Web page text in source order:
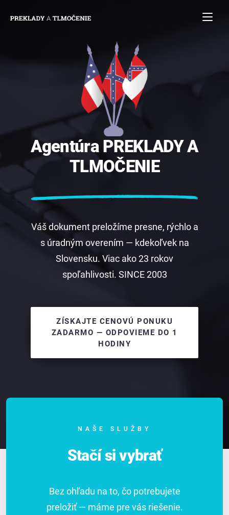
Agentúra PREKLADYA
TLMOČENIE
Váš dokument preložíme presne, rýchlo a
s úradným overením — kdekoľvek na
Slovensku. Viac ako 23 rokov
spoľahlivosti. SINCE 2003
ZÍSKAJTE CENOVÚ PONUKU
ZADARMO — ODPOVIEME DO 1
HODINY
NAŠE SLUŽBY
Stačí si vybrať
Bez ohľadu na to, čo potrebujete
preložiť — máme pre vás riešenie.